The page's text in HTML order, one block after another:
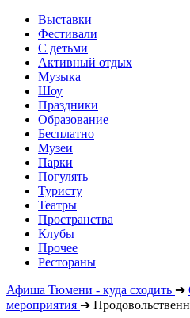
Выставки
Фестивали
С детьми
Активный отдых
Музыка
Шоу
Праздники
Образование
Бесплатно
Музеи
Парки
Погулять
Туристу
Театры
Пространства
Клубы
Прочее
Рестораны
Афиша Тюмени - куда сходить ➔
мероприятия ➔